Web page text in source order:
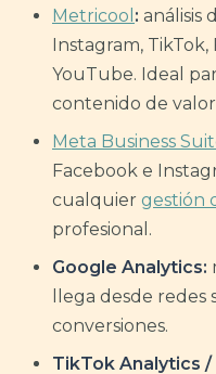
Metricool : análisis
Instagram,
YouTube. Ideal
contenido de
Meta Business
Facebook e
cualquier gestión
profesional.
Google Analytics:
llega desde redes
conversiones.
TikTok Analytics